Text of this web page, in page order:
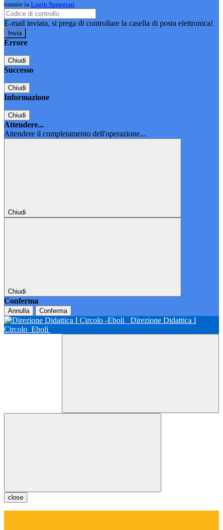
tramite la Login Spaggiari
E-mail inviata, si prega di controllare la casella di posta elettronica!
Errore
Chiudi
Successo
Chiudi
Informazione
Chiudi
Attendere...
Attendere il completamento dell'operazione...
Chiudi
Chiudi
Conferma
Annulla Conferma
Direzione Didattica I
Circolo Eboli
close